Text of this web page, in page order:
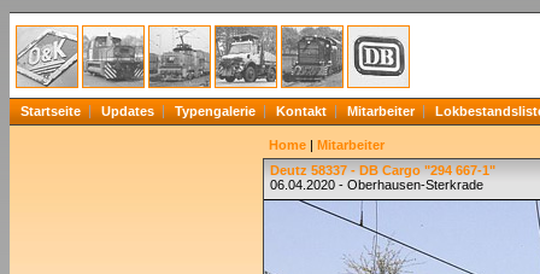
Startseite Updates Typengalerie Kontakt Mitarbeiter
Home | Mitarbeiter
Deutz 58337 - DB Cargo "294 667-1"
06.04.2020 - Oberhausen-Sterkrade